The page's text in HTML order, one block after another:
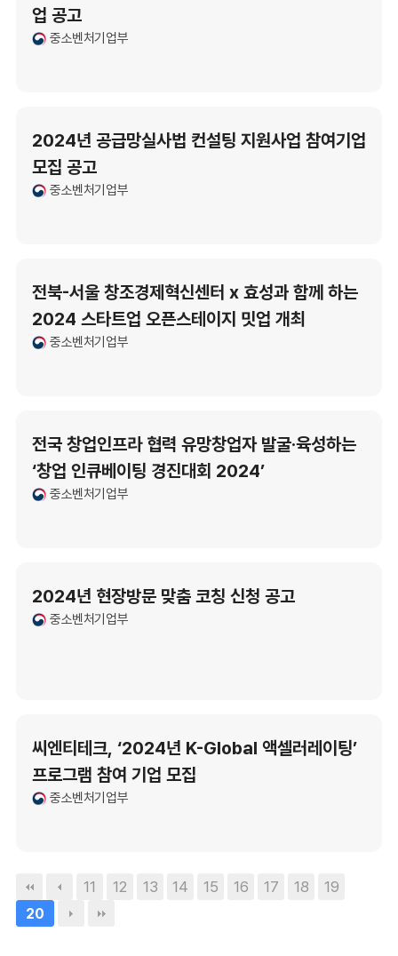
업 공고
중소벤처기업부
2024년 공급망실사법 컨설팅 지원사업 참여기업
모집 공고
중소벤처기업부
전북-서울 창조경제혁신센터 x 효성과 함께 하는
2024 스타트업 오픈스테이지 밋업 개최
중소벤처기업부
전국 창업인프라 협력 유망창업자 발굴·육성하는
‘창업 인큐베이팅 경진대회 2024’
중소벤처기업부
2024년 현장방문 맞춤 코칭 신청 공고
중소벤처기업부
씨엔티테크, ‘2024년 K-Global 액셀러레이팅’
프로그램 참여 기업 모집
중소벤처기업부
11 12 13 14 15 16 17 18 19
20